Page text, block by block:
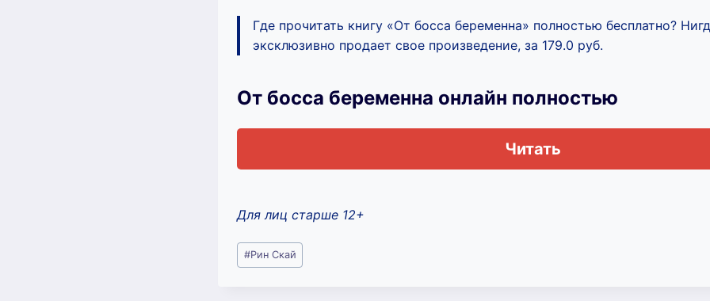
Где прочитать книгу «От босса беременна» полностью бесплатно?
эксклюзивно продает свое произведение, за 179.0 руб.
От босса беременна онлайн полностью
Читать
Для лиц старше 12+
Метки
записи:
#Рин Скай